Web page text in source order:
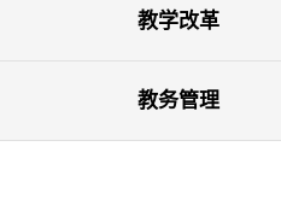
教学改革
教务管理